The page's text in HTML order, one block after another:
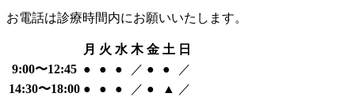
お電話は診療時間内にお願いいたします。
月 火 水 木 金 土 日
9:00〜12:45 ● ● ● ／ ● ●
／
14:30〜18:00 ● ● ● ／ ● ▲ ／